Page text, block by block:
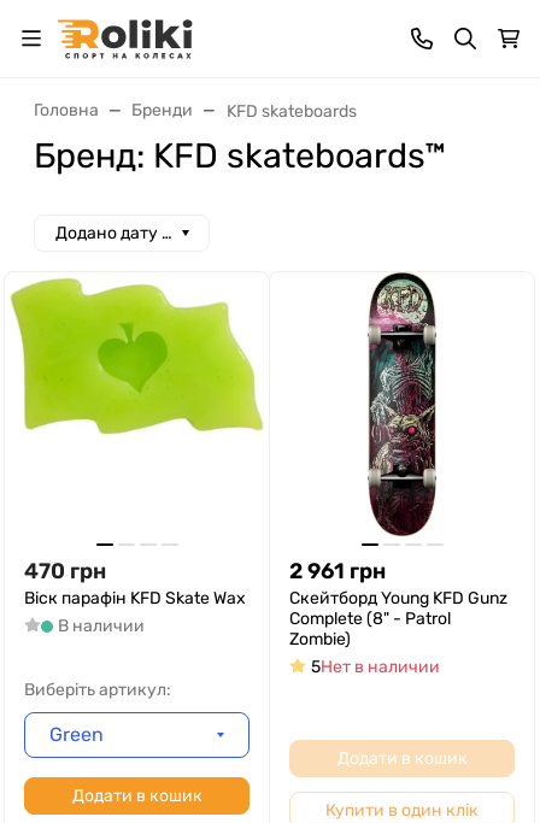
Головна Бренди KFD skateboards
Бренд: KFD skateboards™
Додано дату спад
470 грн
Віск парафін KFD Skate Wax
В наличии
Виберіть артикул:
Green
Додати в кошик
2 961 грн
Скейтборд Young KFD Gunz
Complete (8" - Patrol
Zombie)
5Нет в наличии
Додати в кошик
Купити в один клік